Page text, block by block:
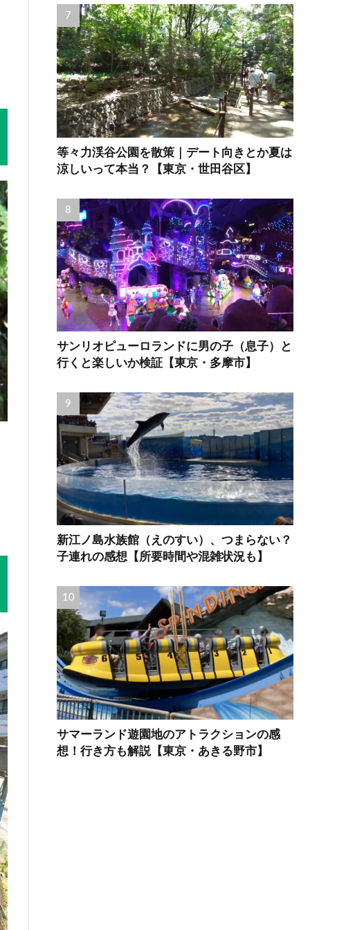
等々力渓谷公園を散策｜デート向きとか夏は
涼しいって本当？【東京・世田谷区】
サンリオピューロランドに男の子（息子）と
行くと楽しいか検証【東京・多摩市】
新江ノ島水族館（えのすい）、つまらない？
子連れの感想【所要時間や混雑状況も】
サマーランド遊園地のアトラクションの感
想！行き方も解説【東京・あきる野市】